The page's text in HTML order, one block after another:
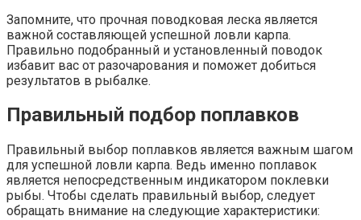
Запомните, что прочная поводковая леска является
важной составляющей успешной ловли карпа.
Правильно подобранный и установленный поводок
избавит вас от разочарования и поможет добиться
результатов в рыбалке.
Правильный подбор поплавков
Правильный выбор поплавков является важным шагом
для успешной ловли карпа. Ведь именно поплавок
является непосредственным индикатором поклевки
рыбы. Чтобы сделать правильный выбор, следует
обращать внимание на следующие характеристики: